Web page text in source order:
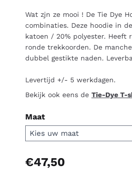
Wat zjn ze mooi ! De Tie Dye
combinaties. Deze hoodie in
katoen / 20% polyester. Heeft
ronde trekkoorden. De
dubbel gestikte naden.
Levertijd +/- 5 werkdagen.
Bekijk ook eens de Tie-Dye T-
Maat
€47,50